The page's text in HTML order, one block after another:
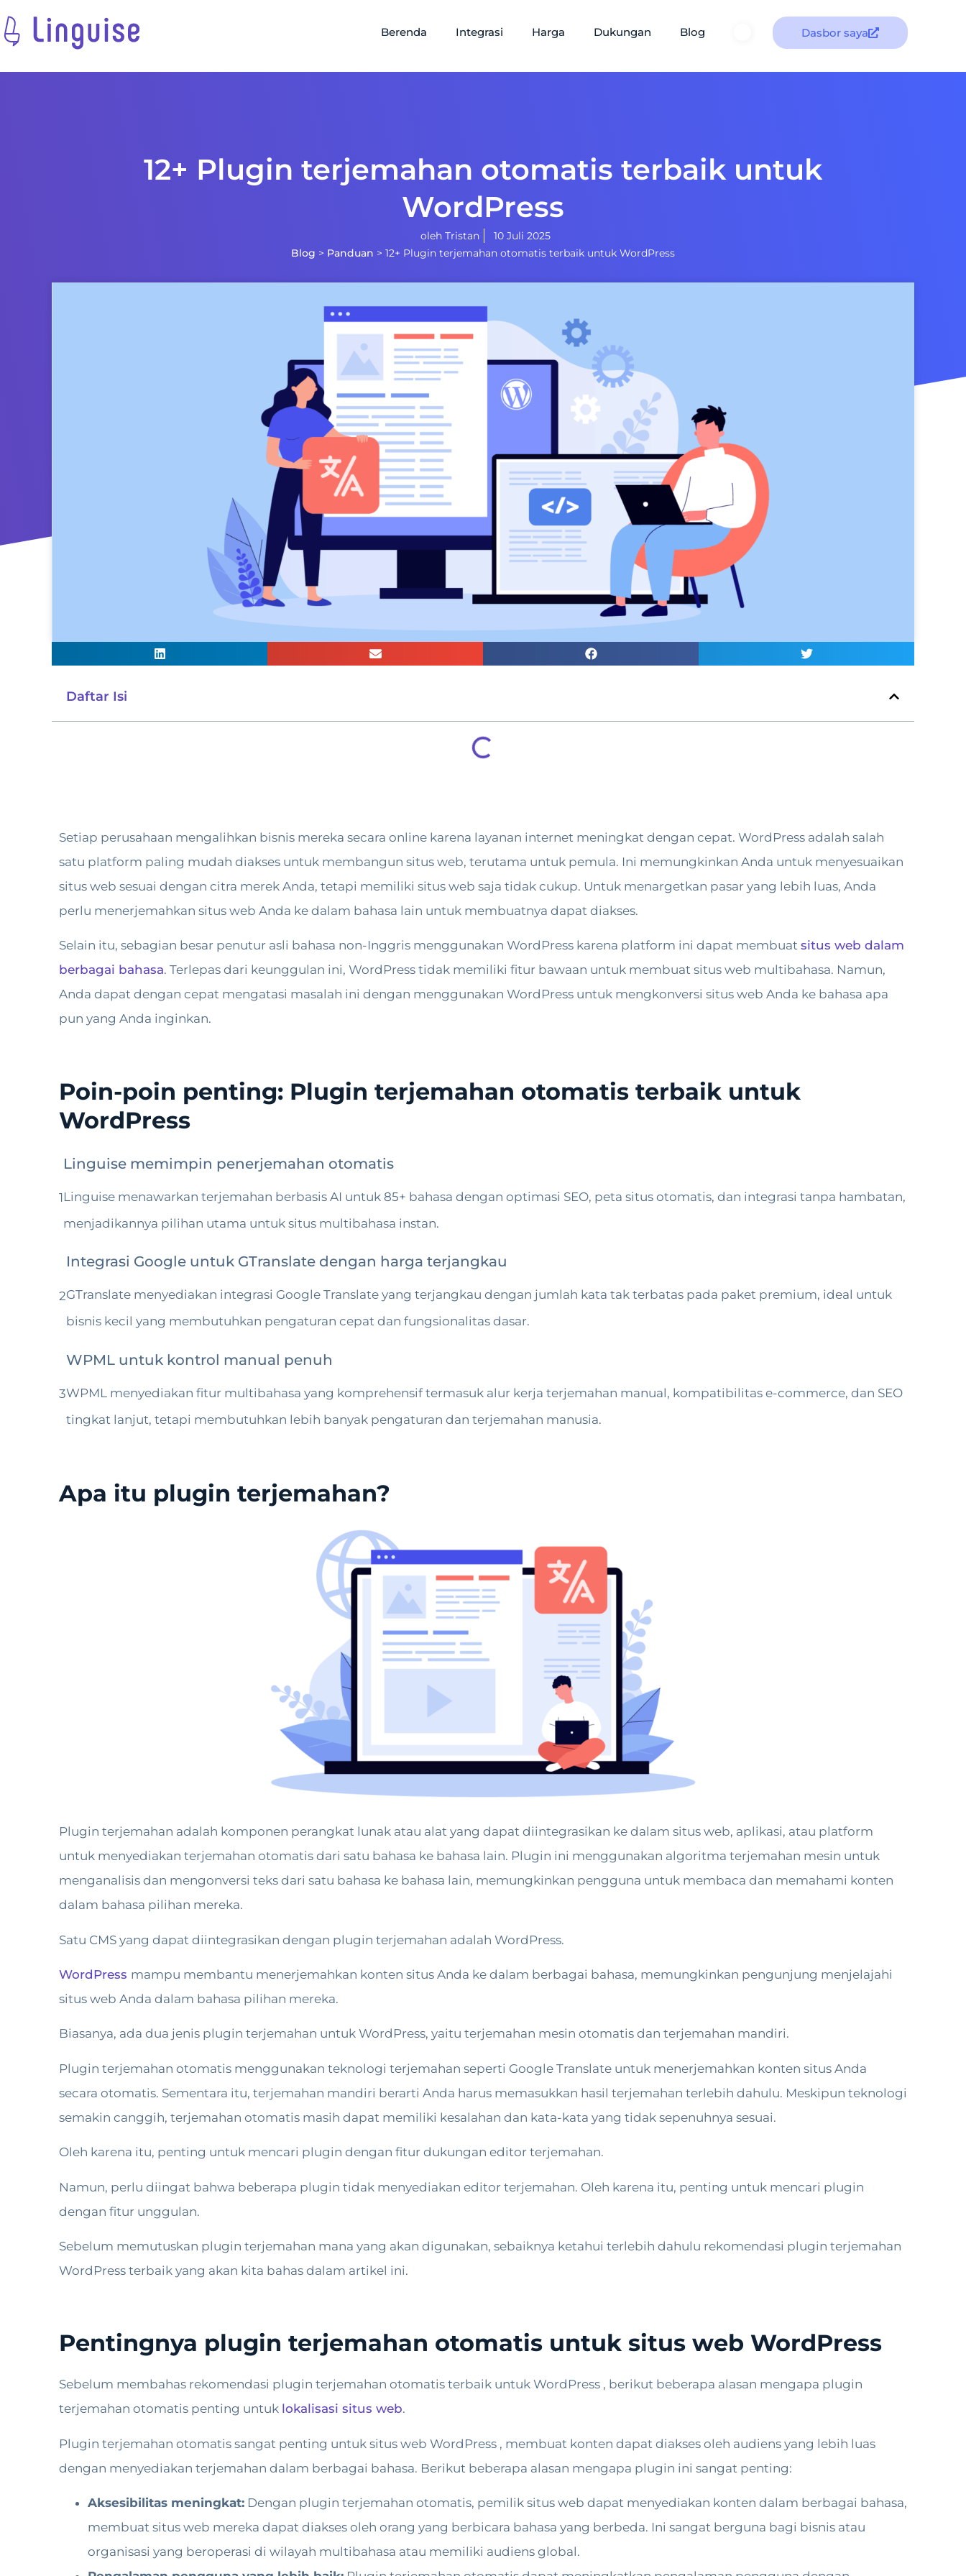
Berenda Integrasi Harga Dukungan Blog Dasbor saya
12+ Plugin terjemahan otomatis terbaik untuk
WordPress
oleh Tristan
10 Juli 2025
Blog > Panduan > 12+ Plugin terjemahan otomatis terbaik untuk WordPress
Daftar Isi
Setiap perusahaan mengalihkan bisnis mereka secara online karena layanan internet meningkat dengan cepat. WordPress adalah salah
satu platform paling mudah diakses untuk membangun situs web, terutama untuk pemula. Ini memungkinkan Anda untuk menyesuaikan
situs web sesuai dengan citra merek Anda, tetapi memiliki situs web saja tidak cukup. Untuk menargetkan pasar yang lebih luas, Anda
perlu menerjemahkan situs web Anda ke dalam bahasa lain untuk membuatnya dapat diakses.
Selain itu, sebagian besar penutur asli bahasa non-Inggris menggunakan WordPress karena platform ini dapat membuat situs web dalam
berbagai bahasa. Terlepas dari keunggulan ini, WordPress tidak memiliki fitur bawaan untuk membuat situs web multibahasa. Namun,
Anda dapat dengan cepat mengatasi masalah ini dengan menggunakan WordPress untuk mengkonversi situs web Anda ke bahasa apa
pun yang Anda inginkan.
Poin-poin penting: Plugin terjemahan otomatis terbaik untuk
WordPress
1
Linguise memimpin penerjemahan otomatis
Linguise menawarkan terjemahan berbasis AI untuk 85+ bahasa dengan optimasi SEO, peta situs otomatis, dan integrasi tanpa hambatan,
menjadikannya pilihan utama untuk situs multibahasa instan.
2
Integrasi Google untuk GTranslate dengan harga terjangkau
GTranslate menyediakan integrasi Google Translate yang terjangkau dengan jumlah kata tak terbatas pada paket premium, ideal untuk
bisnis kecil yang membutuhkan pengaturan cepat dan fungsionalitas dasar.
3
WPML untuk kontrol manual penuh
WPML menyediakan fitur multibahasa yang komprehensif termasuk alur kerja terjemahan manual, kompatibilitas e-commerce, dan SEO
tingkat lanjut, tetapi membutuhkan lebih banyak pengaturan dan terjemahan manusia.
Apa itu plugin terjemahan?
Plugin terjemahan adalah komponen perangkat lunak atau alat yang dapat diintegrasikan ke dalam situs web, aplikasi, atau platform
untuk menyediakan terjemahan otomatis dari satu bahasa ke bahasa lain. Plugin ini menggunakan algoritma terjemahan mesin untuk
menganalisis dan mengonversi teks dari satu bahasa ke bahasa lain, memungkinkan pengguna untuk membaca dan memahami konten
dalam bahasa pilihan mereka.
Satu CMS yang dapat diintegrasikan dengan plugin terjemahan adalah WordPress.
WordPress mampu membantu menerjemahkan konten situs Anda ke dalam berbagai bahasa, memungkinkan pengunjung menjelajahi
situs web Anda dalam bahasa pilihan mereka.
Biasanya, ada dua jenis plugin terjemahan untuk WordPress, yaitu terjemahan mesin otomatis dan terjemahan mandiri.
Plugin terjemahan otomatis menggunakan teknologi terjemahan seperti Google Translate untuk menerjemahkan konten situs Anda
secara otomatis. Sementara itu, terjemahan mandiri berarti Anda harus memasukkan hasil terjemahan terlebih dahulu. Meskipun teknologi
semakin canggih, terjemahan otomatis masih dapat memiliki kesalahan dan kata-kata yang tidak sepenuhnya sesuai.
Oleh karena itu, penting untuk mencari plugin dengan fitur dukungan editor terjemahan.
Namun, perlu diingat bahwa beberapa plugin tidak menyediakan editor terjemahan. Oleh karena itu, penting untuk mencari plugin
dengan fitur unggulan.
Sebelum memutuskan plugin terjemahan mana yang akan digunakan, sebaiknya ketahui terlebih dahulu rekomendasi plugin terjemahan
WordPress terbaik yang akan kita bahas dalam artikel ini.
Pentingnya plugin terjemahan otomatis untuk situs web WordPress
Sebelum membahas rekomendasi plugin terjemahan otomatis terbaik untuk WordPress , berikut beberapa alasan mengapa plugin
terjemahan otomatis penting untuk lokalisasi situs web.
Plugin terjemahan otomatis sangat penting untuk situs web WordPress , membuat konten dapat diakses oleh audiens yang lebih luas
dengan menyediakan terjemahan dalam berbagai bahasa. Berikut beberapa alasan mengapa plugin ini sangat penting:
Aksesibilitas meningkat: Dengan plugin terjemahan otomatis, pemilik situs web dapat menyediakan konten dalam berbagai bahasa,
membuat situs web mereka dapat diakses oleh orang yang berbicara bahasa yang berbeda. Ini sangat berguna bagi bisnis atau
organisasi yang beroperasi di wilayah multibahasa atau memiliki audiens global.